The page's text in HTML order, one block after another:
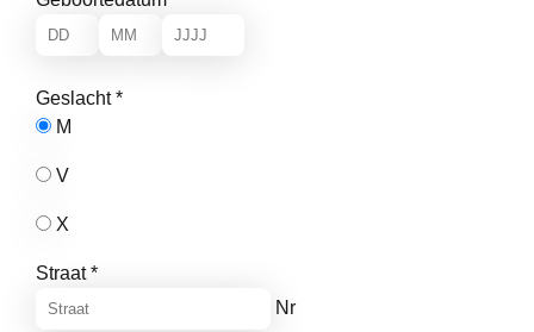
Geslacht*
M
V
X
Straat*
Nr